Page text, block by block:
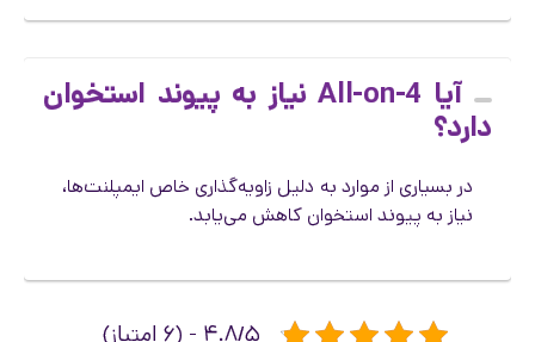
آیا All-on-4 نیاز به پیوند استخوان
دارد؟
در بسیاری از موارد به دلیل زاویه‌گذاری خاص ایمپلنت‌ها،
نیاز به پیوند استخوان کاهش می‌یابد.
۴.۸/۵ - (۶ امتیاز)